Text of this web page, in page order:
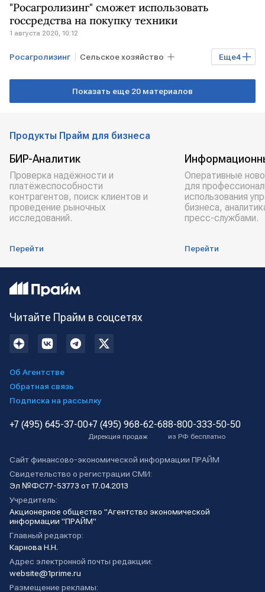
"Росагролизинг" сможет использовать
госсредства на покупку техники
1 августа 2020, 10:12
Еще4
Росагролизинг Сельское хозяйство
Экономика РОССИЯ техника
Показать еще 20 материалов
Продукты Прайм для бизнеса
БИР-Аналитик
Проверка надёжности и
платёжеспособности
контрагентов, поиск клиентов и
проведение рыночных
исследований.
Перейти
Оперативные
для
использования
бизнеса,
пресс-службами.
Перейти
Читайте Прайм в соцсетях
Об Агентстве
Обратная связь
Подписка на рассылку
+7 (495) 645-37-00+7 (495) 968-62-68
Дирекция продаж
8-800-333-50-50
из РФ бесплатно
Сайт финансово-экономической информации ПРАЙМ
Свидетельство о регистрации СМИ:
Эл №ФС77-53773 от 17.04.2013
Учредитель:
Акционерное общество "Агентство экономической
информации "ПРАЙМ"
Главный редактор:
Карнова Н.Н.
Адрес электронной почты редакции:
website@1prime.ru
Размещение рекламы: